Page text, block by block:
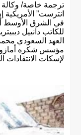
ترجمة خاصة/ وكالة
انترست” الأمريكية
في الشرق الأوسط
للكاتب دانييل
العهد السعودي
مؤسس شكره أمازون
لإسكات الانتقادات